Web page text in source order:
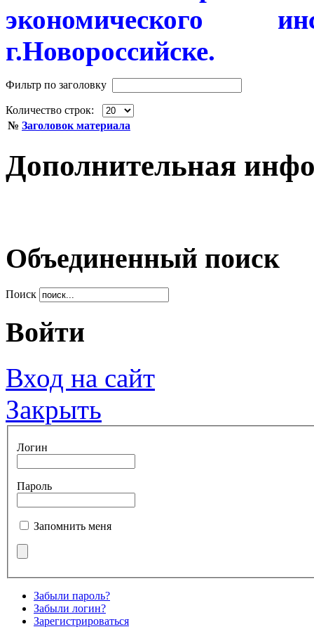
г.Новороссийске.
Фильтр по заголовку
Количество строк:
№ Заголовок материала
Дополнительная
Объединенный поиск
Поиск
Войти
Вход на сайт
Закрыть
Логин
Пароль
Запомнить меня
Забыли пароль?
Забыли логин?
Зарегистрироваться